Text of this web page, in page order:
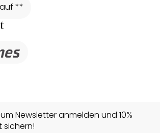
**
Newsletter anmelden und 10%
sichern!